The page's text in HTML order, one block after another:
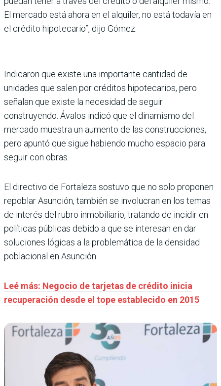
El mercado está ahora en el alquiler, no está todavía en
el crédito hipotecario”, dijo Gómez.
Indicaron que existe una importante cantidad de
unidades que salen por créditos hipotecarios, pero
señalan que existe la necesidad de seguir
construyendo. Ávalos indicó que el dinamismo del
mercado muestra un aumento de las construcciones,
pero apuntó que sigue habiendo mucho espacio para
seguir con obras.
El directivo de Fortaleza sostuvo que no solo proponen
repoblar Asunción, también se involucran en los temas
de interés del rubro inmobiliario, tratando de incidir en
políticas públicas debido a que se interesan en dar
soluciones lógicas a la problemática de la densidad
poblacional en Asunción.
Leé más: Negocio de tarjetas de crédito inicia
recuperación desde el tope establecido en 2015